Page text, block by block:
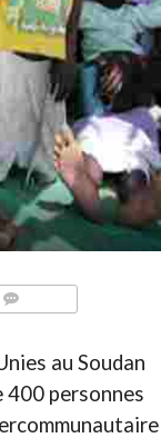
au Soudan
400 personnes